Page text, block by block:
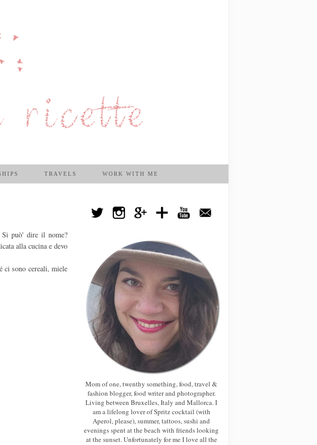
TRAVELS WORK WITH ME
può' dire il nome?
alla cucina e devo
ci sono cereali, miele
Mom of one, twenthy something, food, travel &
fashion blogger, food writer and photographer.
Living between Bruxelles, Italy and Mallorca. I
am a lifelong lover of Spritz cocktail (with
Aperol, please), summer, tattoos, sushi and
evenings spent at the beach with friends looking
at the sunset. Unfortunately for me I love all the